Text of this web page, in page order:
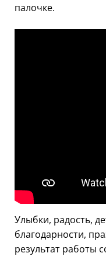
палочке.
Улыбки, радость,
благодарности,
результат работы